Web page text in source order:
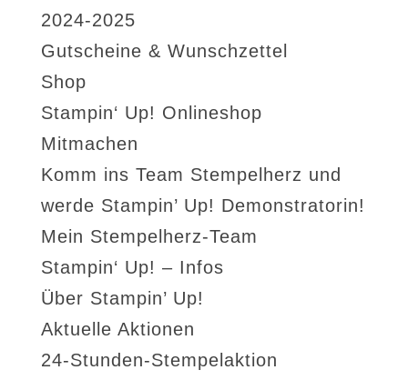
2024-2025
Gutscheine & Wunschzettel
Shop
Stampin‘ Up! Onlineshop
Mitmachen
Komm ins Team Stempelherz und
werde Stampin’ Up! Demonstratorin!
Mein Stempelherz-Team
Stampin‘ Up! – Infos
Über Stampin’ Up!
Aktuelle Aktionen
24-Stunden-Stempelaktion